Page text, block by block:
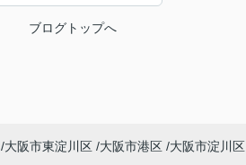
ブログトップへ
大阪市東淀川区 大阪市港区 大阪市淀川区